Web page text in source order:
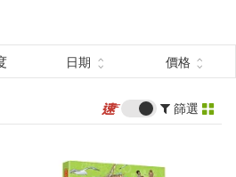
書(2)
日期 價格
篩選